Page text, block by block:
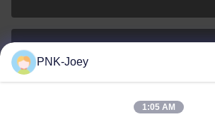
PNK-Joey
1:05 AM